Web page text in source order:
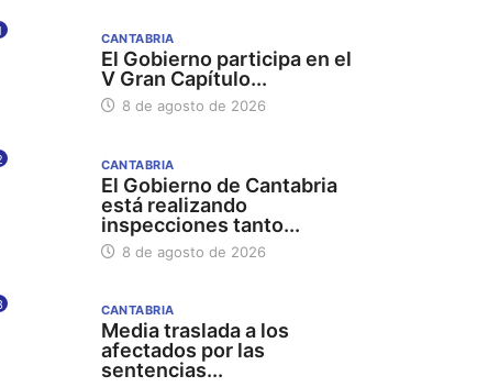
CANTABRIA
El Gobierno participa en el
V Gran Capítulo...
8 de agosto de 2026
CANTABRIA
El Gobierno de Cantabria
está realizando
inspecciones tanto...
8 de agosto de 2026
CANTABRIA
Media traslada a los
afectados por las
sentencias...